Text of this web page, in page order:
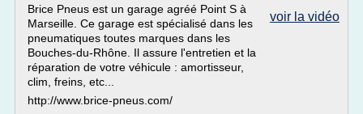
voir la vidéo
Brice Pneus est un garage agréé Point S à
Marseille. Ce garage est spécialisé dans les
pneumatiques toutes marques dans les
Bouches-du-Rhône. Il assure l'entretien et la
réparation de votre véhicule : amortisseur,
clim, freins, etc...
http://www.brice-pneus.com/